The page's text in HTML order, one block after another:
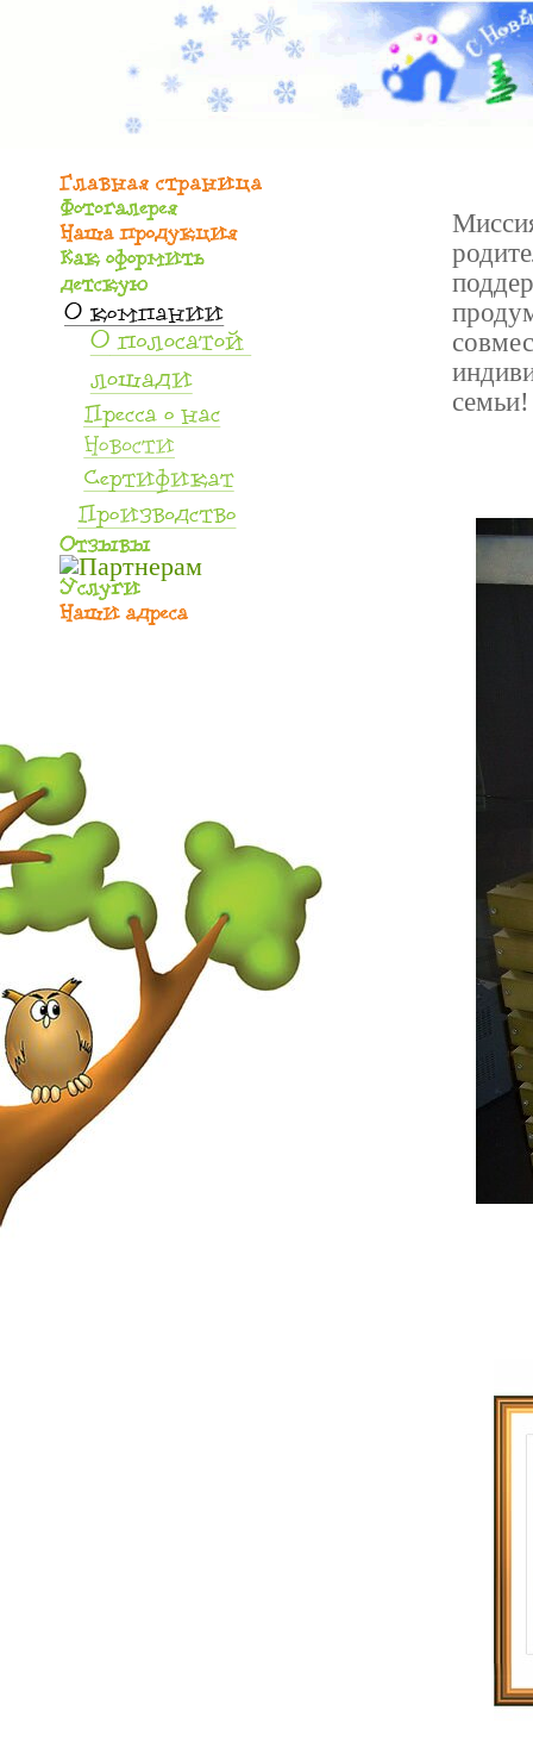
семьи!